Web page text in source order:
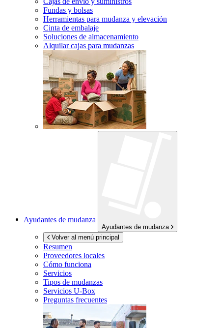
Fundas y bolsas
Herramientas para mudanza y elevación
Cinta de embalaje
Soluciones de almacenamiento
Alquilar cajas para mudanzas
Ayudantes de mudanza
Ayudantes de mudanza
Volver al menú principal
Resumen
Proveedores locales
Cómo funciona
Servicios
Tipos de mudanzas
Servicios U-Box
Preguntas frecuentes